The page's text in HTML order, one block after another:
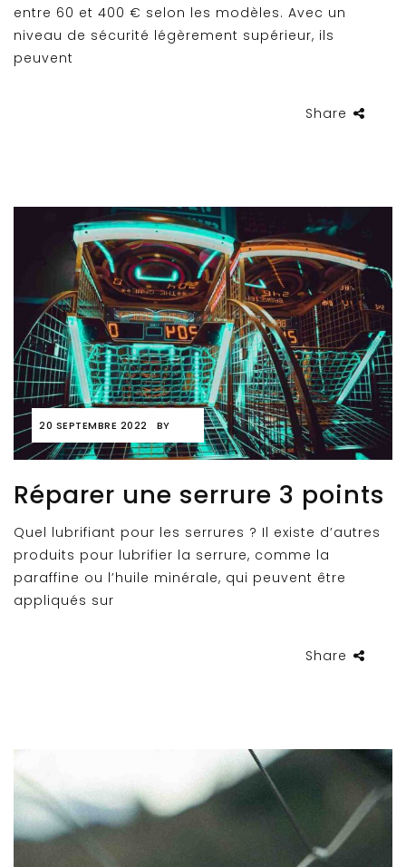
entre 60 et 400 € selon les modèles. Avec un
niveau de sécurité légèrement supérieur, ils
peuvent
Share
20 SEPTEMBRE 2022 BY
Réparer une serrure 3 points
Quel lubrifiant pour les serrures ? Il existe d’autres
produits pour lubrifier la serrure, comme la
paraffine ou l’huile minérale, qui peuvent être
appliqués sur
Share